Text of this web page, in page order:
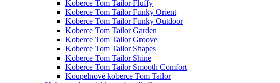
Koberce Tom Tailor Fluffy
Koberce Tom Tailor Funky Orient
Koberce Tom Tailor Funky Outdoor
Koberce Tom Tailor Garden
Koberce Tom Tailor Groove
Koberce Tom Tailor Shapes
Koberce Tom Tailor Shine
Koberce Tom Tailor Smooth Comfort
Koupelnové koberce Tom Tailor